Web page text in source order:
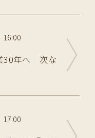
16:00
30年へ 次な
17:00